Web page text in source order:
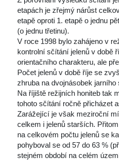
etapách je zřejmý nárůst
etapě oproti 1. etapě o jednu
(o jednu třetinu).
V roce 1998 bylo zahájeno v
kontrolní sčítání jelenů v době
orientačního charakteru, ale
Počet jelenů v době říje se
zhruba na dvojnásobek
Na říjiště režijních honiteb tak
tohoto sčítání ročně přicházet
Zarážející je však meziroční
celkem i jelenů starších.
na celkovém počtu jelenů se
pohyboval se od 57 do 63 %
tejném období na celém